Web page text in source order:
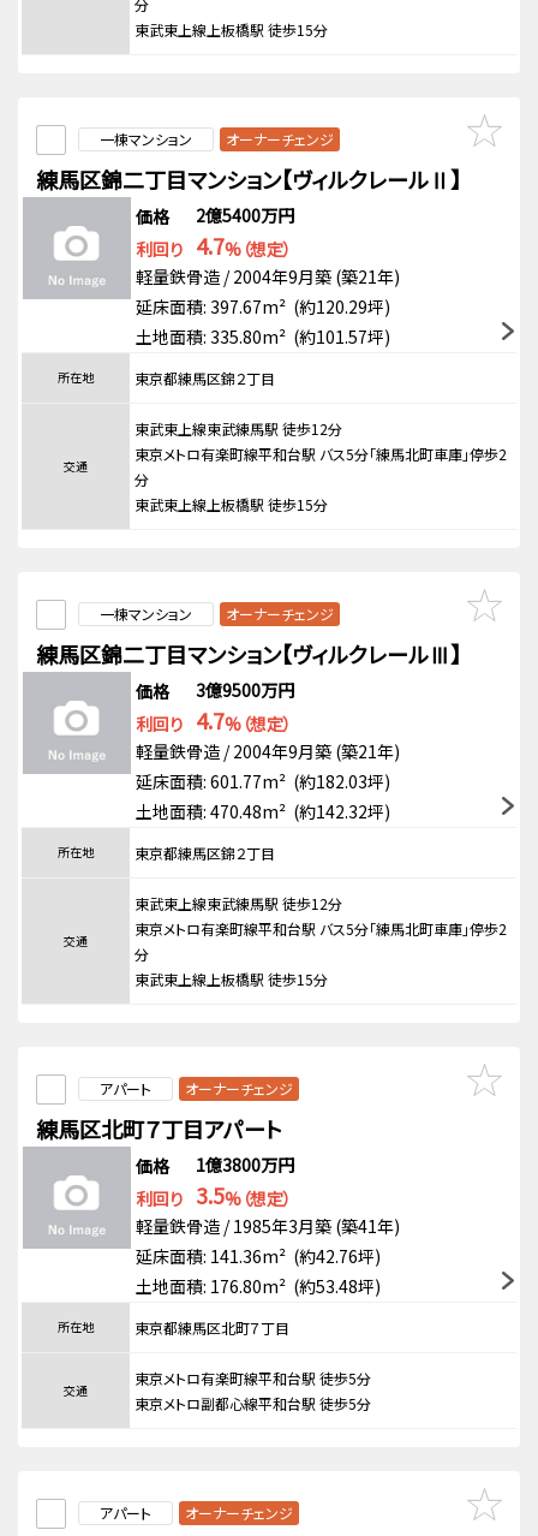
分
東武東上線上板橋駅 徒歩15分
一棟マンション オーナーチェンジ
練馬区錦二丁目マンション【ヴィルクレールⅡ】
価格
2億5400万円
利回り 4.7%（想定）
軽量鉄骨造 / 2004年9月築 (築21年)
延床面積: 397.67m² (約120.29坪)
土地面積: 335.80m² (約101.57坪)
所在地 東京都練馬区錦２丁目
交通
東武東上線東武練馬駅 徒歩12分
東京メトロ有楽町線平和台駅 バス5分「練馬北町車庫」停歩2
分
東武東上線上板橋駅 徒歩15分
一棟マンション オーナーチェンジ
練馬区錦二丁目マンション【ヴィルクレールⅢ】
価格
3億9500万円
利回り 4.7%（想定）
軽量鉄骨造 / 2004年9月築 (築21年)
延床面積: 601.77m² (約182.03坪)
土地面積: 470.48m² (約142.32坪)
所在地 東京都練馬区錦２丁目
交通
東武東上線東武練馬駅 徒歩12分
東京メトロ有楽町線平和台駅 バス5分「練馬北町車庫」停歩2
分
東武東上線上板橋駅 徒歩15分
アパート オーナーチェンジ
練馬区北町７丁目アパート
価格
1億3800万円
利回り 3.5%（想定）
軽量鉄骨造 / 1985年3月築 (築41年)
延床面積: 141.36m² (約42.76坪)
土地面積: 176.80m² (約53.48坪)
所在地 東京都練馬区北町７丁目
交通
東京メトロ有楽町線平和台駅 徒歩5分
東京メトロ副都心線平和台駅 徒歩5分
アパート オーナーチェンジ